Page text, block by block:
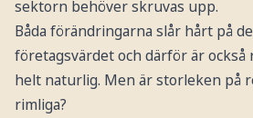
sektorn behöver skruvas upp.
Båda förändringarna slår hårt på
företagsvärdet och därför är
helt naturlig. Men är storleken på
rimliga?